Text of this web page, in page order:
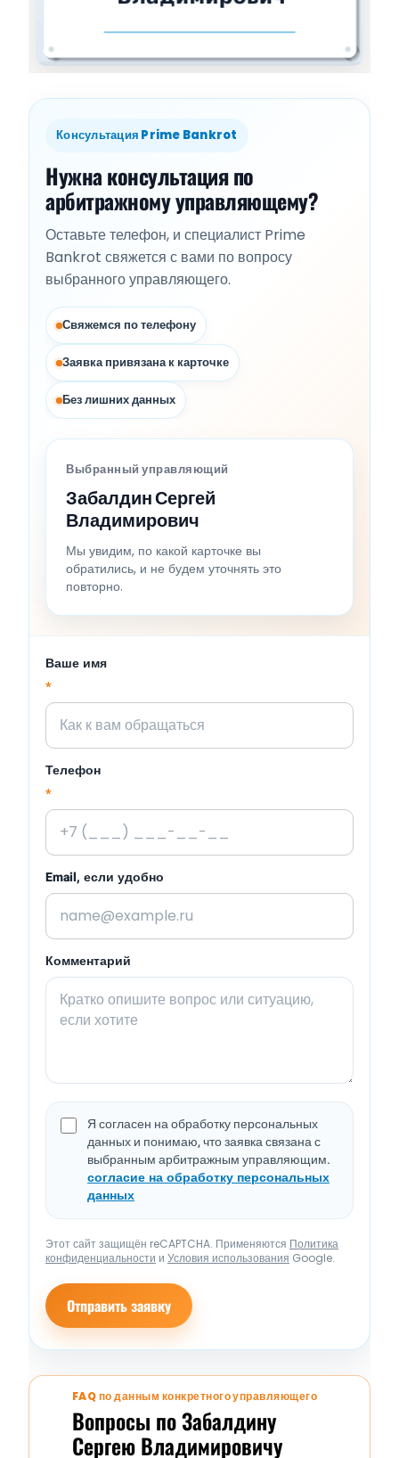
Консультация Prime Bankrot
Нужна консультация по
арбитражному управляющему?
Оставьте телефон, и специалист Prime
Bankrot свяжется с вами по вопросу
выбранного управляющего.
Свяжемся по телефону
Заявка привязана к карточке
Без лишних данных
Выбранный управляющий
Забалдин Сергей
Владимирович
Мы увидим, по какой карточке вы
обратились, и не будем уточнять это
повторно.
Ваше имя
*
Телефон
*
Email, если удобно
Комментарий
Я согласен на обработку персональных
данных и понимаю, что заявка связана с
выбранным арбитражным управляющим.
согласие на обработку персональных
данных
Этот сайт защищён reCAPTCHA. Применяются Политика
конфиденциальности и Условия использования Google.
Отправить заявку
FAQ по данным конкретного управляющего
Вопросы по Забалдину
Сергею Владимировичу